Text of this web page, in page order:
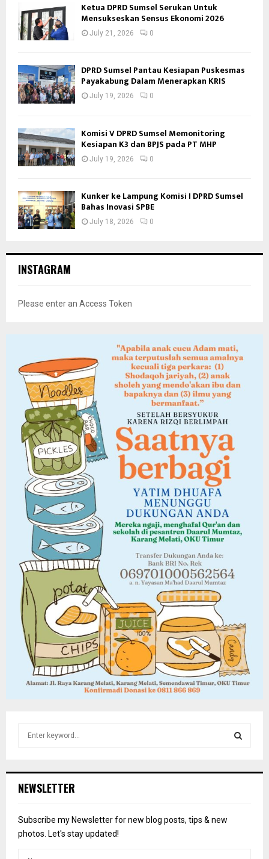
Ketua DPRD Sumsel Serukan Untuk
Mensukseskan Sensus Ekonomi 2026
July 21, 2026 0
DPRD Sumsel Pantau Kesiapan Puskesmas
Payakabung Dalam Menerapkan KRIS
July 19, 2026 0
Komisi V DPRD Sumsel Memonitoring
Kesiapan K3 dan BPJS pada PT MHP
July 19, 2026 0
Kunker ke Lampung Komisi I DPRD Sumsel
Bahas Inovasi SPBE
July 18, 2026 0
INSTAGRAM
Please enter an Access Token
h
o
r
NEWSLETTER
Subscribe my Newsletter for new blog posts, tips & new
photos. Let's stay updated!